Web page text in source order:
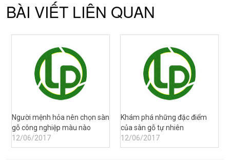
BÀI VIẾT LIÊN QUAN
Người mệnh hỏa nên chọn sàn
gỗ công nghiệp màu nào
12/06/2017
Khám phá những đặc điểm
của sàn gỗ tự nhiên
12/06/2017